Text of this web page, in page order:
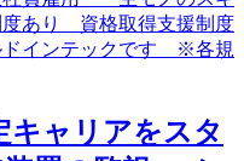
キャリアをスタ